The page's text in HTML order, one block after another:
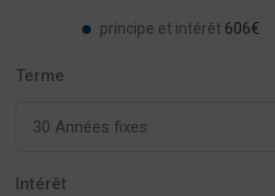
principe et intérêt 606€
Terme
30 Années fixes
Intérêt